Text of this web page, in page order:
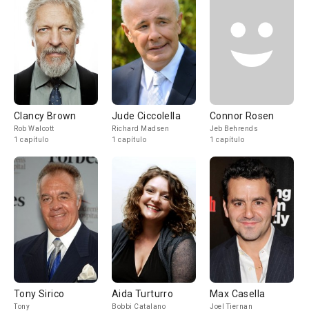
Clancy Brown
Rob Walcott
1 capítulo
Jude Ciccolella
Richard Madsen
1 capítulo
Connor Rosen
Jeb Behrends
1 capítulo
Tony Sirico
Tony
Aida Turturro
Bobbi Catalano
Max Casella
Joel Tiernan